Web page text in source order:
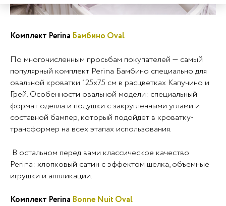
Комплект Perina Бамбино Oval
По многочисленным просьбам покупателей — самый
популярный комплект Perina Бамбино специально для
овальной кроватки 125х75 см в расцветках Капучино и
Грей. Особенности овальной модели: специальный
формат одеяла и подушки с закругленными углами и
составной бампер, который подойдет в кроватку-
трансформер на всех этапах использования.
В остальном перед вами классическое качество
Perina: хлопковый сатин с эффектом шелка, объемные
игрушки и аппликации.
Комплект Perina Bonne Nuit Oval